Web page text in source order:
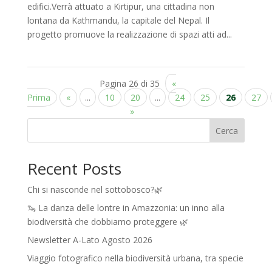
edifici.Verrà attuato a Kirtipur, una cittadina non
lontana da Kathmandu, la capitale del Nepal. Il
progetto promuove la realizzazione di spazi atti ad...
Pagina 26 di 35
«
Prima
« ... 10 20 ... 24 25 26
27
»
Cerca
Recent Posts
Chi si nasconde nel sottobosco?🌿
🦦 La danza delle lontre in Amazzonia: un inno alla
biodiversità che dobbiamo proteggere 🌿
Newsletter A-Lato Agosto 2026
Viaggio fotografico nella biodiversità urbana, tra specie